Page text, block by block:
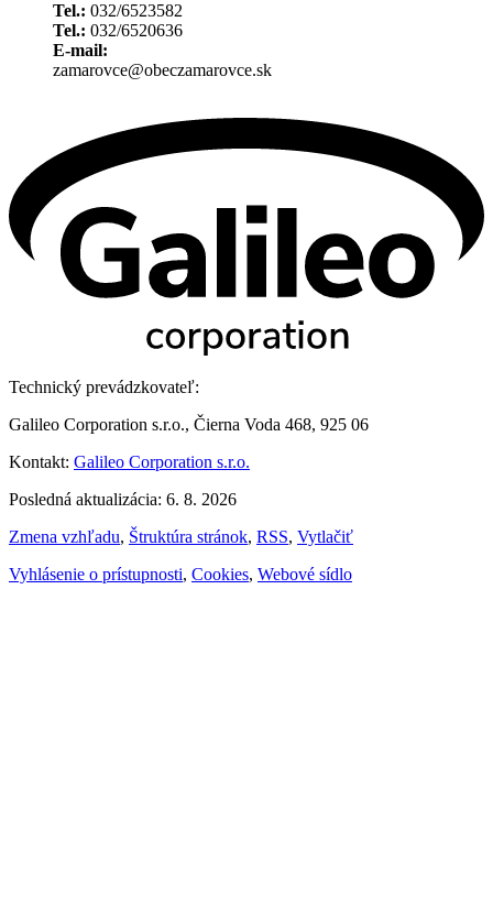
Tel.: 032/6523582
Tel.: 032/6520636
E-mail:
zamarovce@obeczamarovce.sk
Technický prevádzkovateľ:
Galileo Corporation s.r.o., Čierna Voda 468, 925 06
Kontakt: Galileo Corporation s.r.o.
Posledná aktualizácia: 6. 8. 2026
Zmena vzhľadu, Štruktúra stránok, RSS, Vytlačiť
Vyhlásenie o prístupnosti, Cookies, Webové sídlo